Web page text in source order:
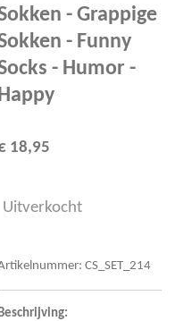
- Grappige
- Funny
- Humor -
18,95
Uitverkocht
CS_SET_214
Beschrijving: